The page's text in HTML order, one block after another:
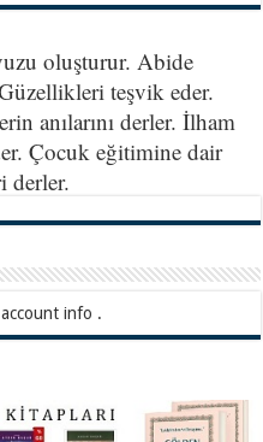
oluşturur. Abide
teşvik eder.
anılarını derler. İlham
Çocuk eğitimine dair
derler.
info .